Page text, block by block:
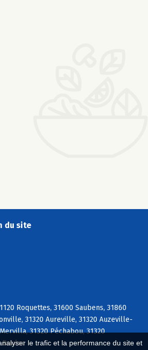
le trafic et la performance du site et
du site
Roquettes, 31600 Saubens, 31860
31320 Aureville, 31320 Auzeville-
31320 Péchabou, 31320
Bouloc